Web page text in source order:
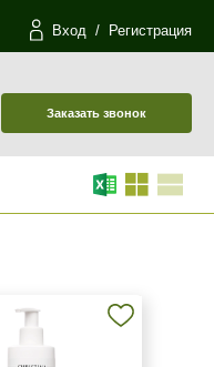
Вход / Регистрация
Заказать звонок